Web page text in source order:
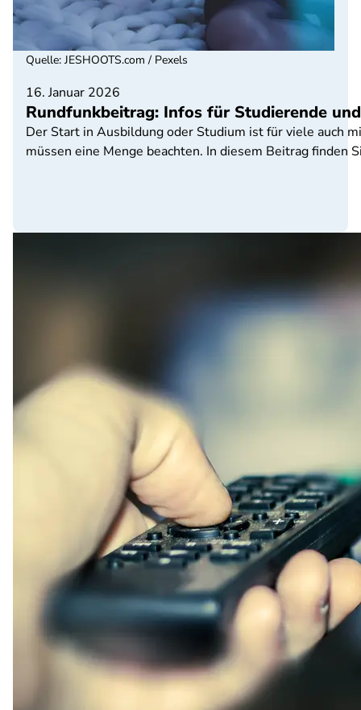
16. Januar 2026
Rundfunkbeitrag: Infos für Studierende
Der Start in Ausbildung oder Studium ist für viele auch
müssen eine Menge beachten. In diesem Beitrag finden
Quelle: JESHOOTS.com / Pexels